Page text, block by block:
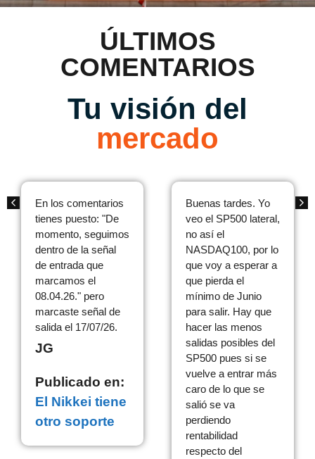
ÚLTIMOS
COMENTARIOS
Tu visión del
mercado
En los comentarios
tienes puesto: "De
momento, seguimos
dentro de la señal
de entrada que
marcamos el
08.04.26." pero
marcaste señal de
salida el 17/07/26.
JG
Publicado en:
El Nikkei tiene
otro soporte
Buenas tardes. Yo
veo el SP500 lateral,
no así el
NASDAQ100, por lo
que voy a esperar a
que pierda el
mínimo de Junio
para salir. Hay que
hacer las menos
salidas posibles del
SP500 pues si se
vuelve a entrar más
caro de lo que se
salió se va
perdiendo
rentabilidad
respecto del